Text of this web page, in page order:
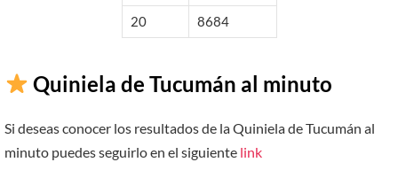
20
8684
Quiniela de Tucumán al minuto
Si deseas conocer los resultados de la Quiniela de Tucumán al
minuto puedes seguirlo en el siguiente link